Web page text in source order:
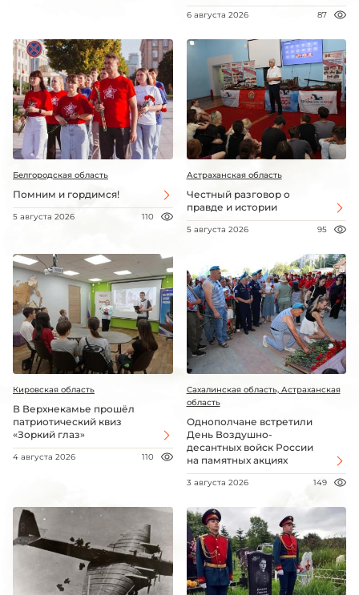
6 августа 2026 87
Белгородская область
Помним и гордимся!
5 августа 2026 110
Астраханская область
Честный разговор о
правде и истории
5 августа 2026 95
Кировская область
В Верхнекамье прошёл
патриотический квиз
«Зоркий глаз»
4 августа 2026 110
Сахалинская область, Астраханская
область
Однополчане встретили
День Воздушно-
десантных войск России
на памятных акциях
3 августа 2026 149